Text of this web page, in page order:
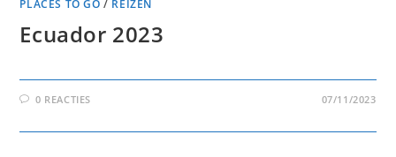
PLACES TO GO / REIZEN
Ecuador 2023
0 REACTIES 07/11/2023